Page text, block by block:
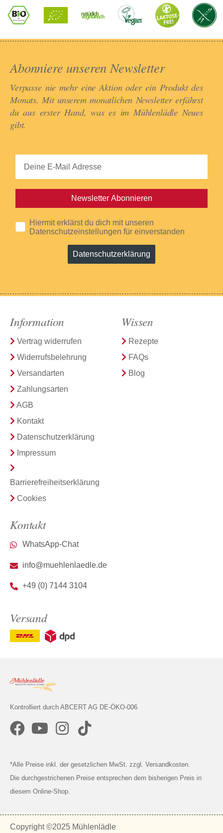
Abonniere unseren Newsletter​
Verpasse nie mehr eine Aktion oder ein Produkt des
Monats. Mit unserem monatlichen Newsletter erfährst
du aus erster Hand, was es im Mühlenlädle Neues
gibt.​
Newsletter Abonnieren
Hiermit erklärst du dich mit unseren
Datenschutzeinstellungen für einverstanden
Datenschutzerklärung
Kontrolliert durch ABCERT AG DE-ÖKO-006
*Alle Preise inkl. der gesetzlichen MwSt. zzgl. Versandkosten.
Die durchgestrichenen Preise entsprechen dem bisherigen Preis in
diesem Online-Shop.
Information
Vertrag widerrufen
Widerrufsbelehrung
Versandarten
Zahlungsarten
AGB
Kontakt
Datenschutzerklärung
Impressum
Barrierefreiheitserklärung
Cookies
Wissen
Rezepte
FAQs
Blog
Kontakt
WhatsApp-Chat
info@muehlenlaedle.de
+49 (0) 7144 3104
Versand
Copyright ©2025 Mühlenlädle